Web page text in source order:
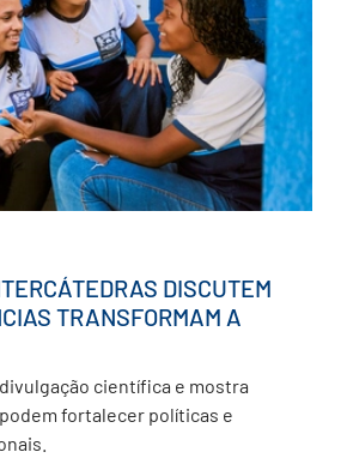
DISCUTEM
TRANSFORMAM A
científica e mostra
fortalecer políticas e